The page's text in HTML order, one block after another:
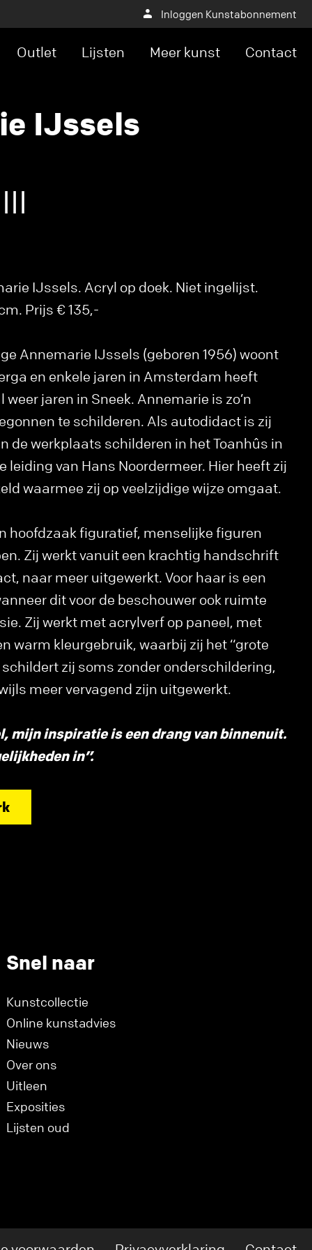
Inloggen Kunstabonnement
Outlet Lijsten Meer kunst Contact
IJssels
IJssels. Acryl op doek. Niet ingelijst.
Prijs € 135,-
Annemarie IJssels (geboren 1956) woont
en enkele jaren in Amsterdam heeft
jaren in Sneek. Annemarie is zo’n
te schilderen. Als autodidact is zij
de werkplaats schilderen in het Toanhûs in
leiding van Hans Noordermeer. Hier heeft zij
waarmee zij op veelzijdige wijze omgaat.
hoofdzaak figuratief, menselijke figuren
Zij werkt vanuit een krachtig handschrift
naar meer uitgewerkt. Voor haar is een
dit voor de beschouwer ook ruimte
Zij werkt met acrylverf op paneel, met
warm kleurgebruik, waarbij zij het “grote
schildert zij soms zonder onderschildering,
meer vervagend zijn uitgewerkt.
mijn inspiratie is een drang van binnenuit.
in”.
Snel naar
Kunstcollectie
Online kunstadvies
Nieuws
Over ons
Uitleen
Exposities
Lijsten oud